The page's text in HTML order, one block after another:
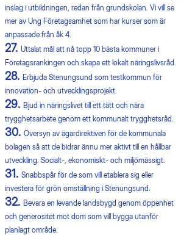
inslag i utbildningen, redan från grundskolan. Vi vill se
mer av Ung Företagsamhet som har kurser som är
anpassade från åk 4.
27. Uttalat mål att nå topp 10 bästa kommuner i
Företagsrankingen och skapa ett lokalt näringslivsråd.
28. Erbjuda Stenungsund som testkommun för
innovation- och utvecklingsprojekt.
29. Bjud in näringslivet till ett tätt och nära
trygghetsarbete genom ett kommunalt trygghetsråd.
30. Översyn av ägardirektiven för de kommunala
bolagen så att de bidrar ännu mer aktivt till en hållbar
utveckling. Socialt-, ekonomiskt- och miljömässigt.
31. Snabbspår för de som vill etablera sig eller
investera för grön omställning i Stenungsund.
32. Bevara en levande landsbygd genom öppenhet
och generositet mot dom som vill bygga utanför
planlagt område.